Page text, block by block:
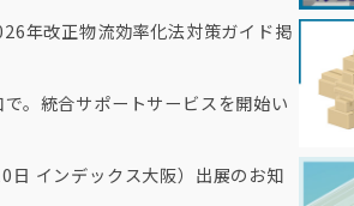
年改正物流効率化法対策ガイド掲
。統合サポートサービスを開始い
インデックス大阪）出展のお知